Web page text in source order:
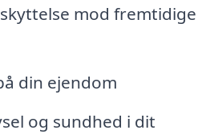
mod fremtidige
din ejendom
og sundhed i dit